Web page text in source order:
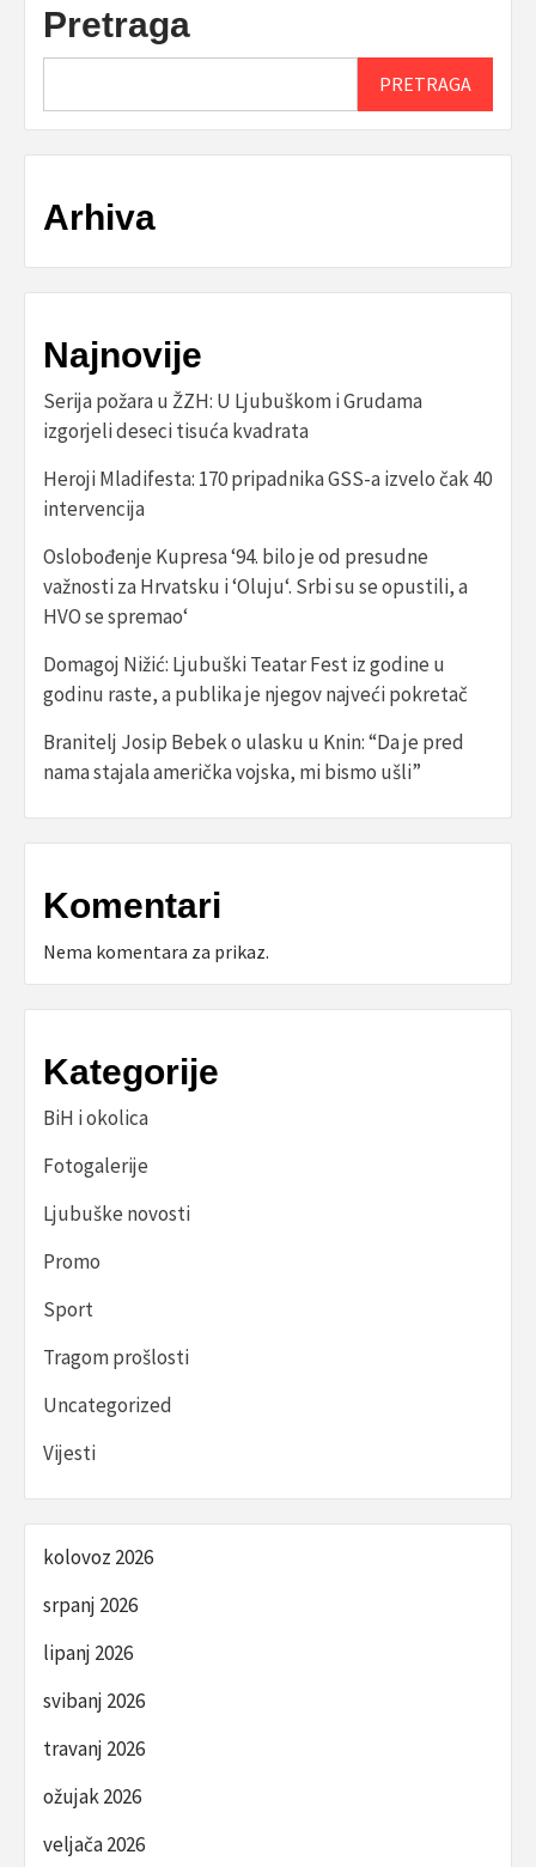
Pretraga
PRETRAGA
Arhiva
Najnovije
Serija požara u ŽZH: U Ljubuškom i Grudama
izgorjeli deseci tisuća kvadrata
Heroji Mladifesta: 170 pripadnika GSS-a izvelo čak 40
intervencija
Oslobođenje Kupresa ‘94. bilo je od presudne
važnosti za Hrvatsku i ‘Oluju‘. Srbi su se opustili, a
HVO se spremao‘
Domagoj Nižić: Ljubuški Teatar Fest iz godine u
godinu raste, a publika je njegov najveći pokretač
Branitelj Josip Bebek o ulasku u Knin: “Da je pred
nama stajala američka vojska, mi bismo ušli”
Komentari
Nema komentara za prikaz.
Kategorije
BiH i okolica
Fotogalerije
Ljubuške novosti
Promo
Sport
Tragom prošlosti
Uncategorized
Vijesti
kolovoz 2026
srpanj 2026
lipanj 2026
svibanj 2026
travanj 2026
ožujak 2026
veljača 2026